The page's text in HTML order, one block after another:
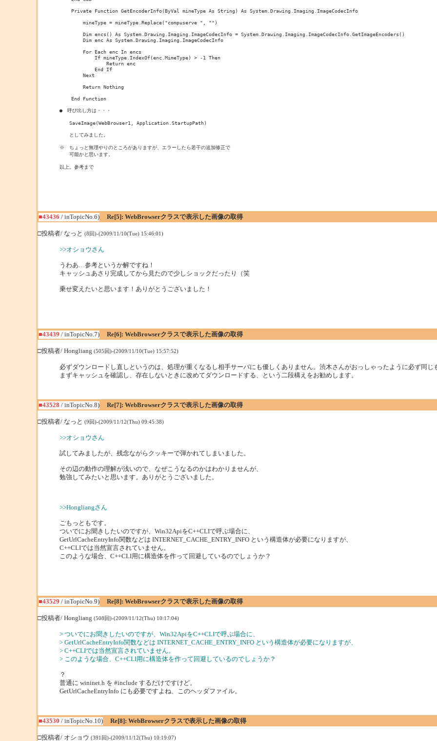
    Private Function GetEncoderInfo(ByVal mineType As String) As System.Drawing.Imaging.ImageCodecInfo
        mineType = mineType.Replace("compuserve ", "")
        Dim encs() As System.Drawing.Imaging.ImageCodecInfo = System.Drawing.Imaging.ImageCodecInfo.GetImageEncoders()
        Dim enc As System.Drawing.Imaging.ImageCodecInfo
        For Each enc In encs
            If mineType.IndexOf(enc.MimeType) > -1 Then
                Return enc
            End If
        Next
        Return Nothing
    End Function
●　呼び出し方は・・・
SaveImage(WebBrowser1, Application.StartupPath)
としてみました。
※　ちょっと無理やりのところがありますが、エラーしたら若干の追加修正で
可能かと思います。
以上。参考まで
■43436 / inTopicNo.6)
Re[5]: WebBrowserクラスで表示した画像の取得
□投稿者/ なっと (8回)-(2009/11/10(Tue) 15:46:01)
>>オショウさん
うわあ…参考というか解ですね！
キャッシュあさり完成してから見たので少しショックだったり（笑
乗せ変えたいと思います！ありがとうございました！
■43439 / inTopicNo.7)
Re[6]: WebBrowserクラスで表示した画像の取得
□投稿者/ Hongliang (505回)-(2009/11/10(Tue) 15:57:52)
必ずダウンロードし直しというのは、処理が重くなるし相手サーバにも優しくありません。渋木さんがおっしゃったように必ず同じ
まずキャッシュを確認し、存在しないときに改めてダウンロードする、という二段構えをお勧めします。
■43528 / inTopicNo.8)
Re[7]: WebBrowserクラスで表示した画像の取得
□投稿者/ なっと (9回)-(2009/11/12(Thu) 09:45:38)
>>オショウさん
試してみましたが、残念ながらクッキーで弾かれてしまいました。
その辺の動作の理解が浅いので、なぜこうなるのかはわかりませんが、
勉強してみたいと思います。ありがとうございました。
>>Hongliangさん
ごもっともです。
ついでにお聞きしたいのですが、Win32ApiをC++CLIで呼ぶ場合に、
GetUrlCacheEntryInfo関数などは INTERNET_CACHE_ENTRY_INFO という構造体が必要になりますが、
C++CLIでは当然宣言されていません。
このような場合、C++CLI用に構造体を作って回避しているのでしょうか？
■43529 / inTopicNo.9)
Re[8]: WebBrowserクラスで表示した画像の取得
□投稿者/ Hongliang (508回)-(2009/11/12(Thu) 10:17:04)
> ついでにお聞きしたいのですが、Win32ApiをC++CLIで呼ぶ場合に、
> GetUrlCacheEntryInfo関数などは INTERNET_CACHE_ENTRY_INFO という構造体が必要になりますが、
> C++CLIでは当然宣言されていません。
> このような場合、C++CLI用に構造体を作って回避しているのでしょうか？
？
普通に wininet.h を #include するだけですけど。
GetUrlCacheEntryInfo にも必要ですよね、このヘッダファイル。
■43530 / inTopicNo.10)
Re[8]: WebBrowserクラスで表示した画像の取得
□投稿者/ オショウ (391回)-(2009/11/12(Thu) 10:19:07)